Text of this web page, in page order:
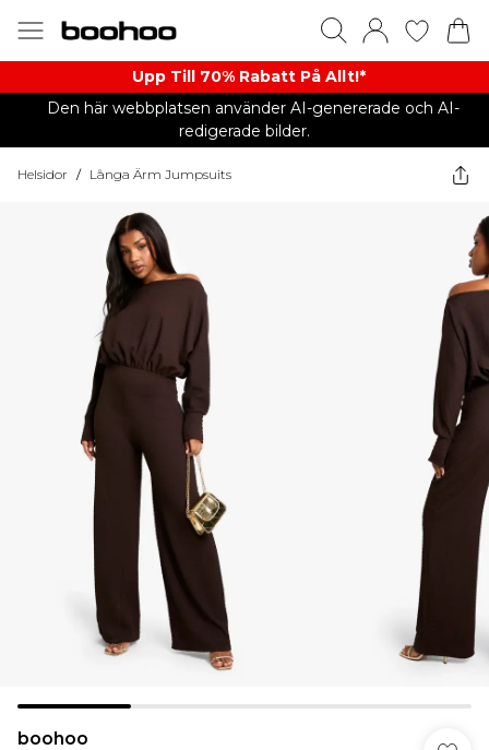
Upp Till 70% Rabatt På Allt!*
Den här webbplatsen använder AI-genererade och AI-
redigerade bilder.
Helsidor / Långa Ärm Jumpsuits
boohoo